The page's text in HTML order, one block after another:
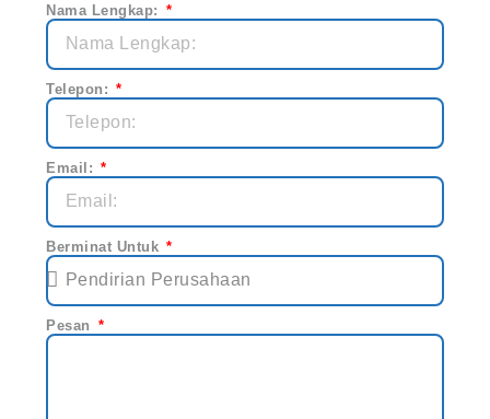
Nama Lengkap:
Telepon:
Email:
Berminat Untuk
Pesan